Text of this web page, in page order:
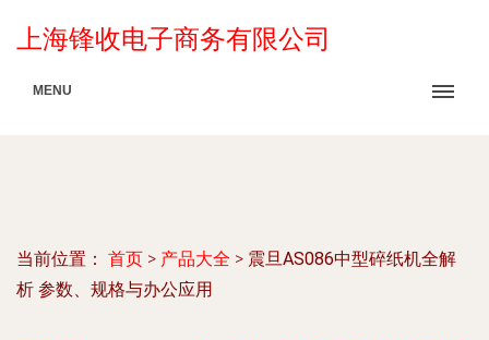
上海锋收电子商务有限公司
MENU
当前位置： 首页 > 产品大全 > 震旦AS086中型碎纸机全解
析 参数、规格与办公应用